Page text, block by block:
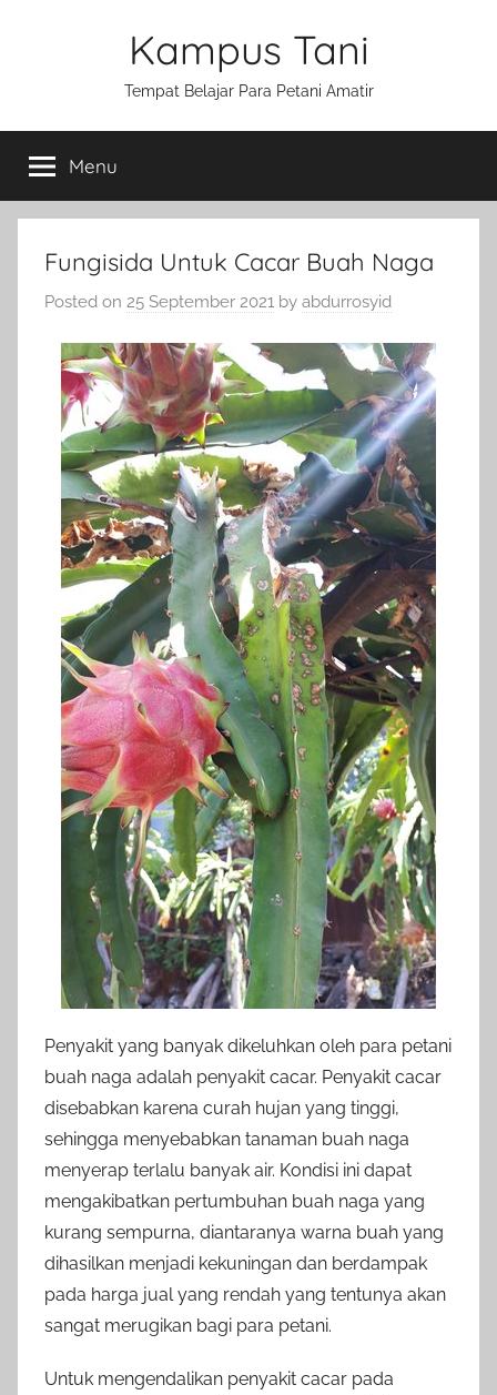
Kampus Tani
Tempat Belajar Para Petani Amatir
Menu
Fungisida Untuk Cacar Buah Naga
Posted on 25 September 2021 by abdurrosyid
Penyakit yang banyak dikeluhkan oleh para petani
buah naga adalah penyakit cacar. Penyakit cacar
disebabkan karena curah hujan yang tinggi,
sehingga menyebabkan tanaman buah naga
menyerap terlalu banyak air. Kondisi ini dapat
mengakibatkan pertumbuhan buah naga yang
kurang sempurna, diantaranya warna buah yang
dihasilkan menjadi kekuningan dan berdampak
pada harga jual yang rendah yang tentunya akan
sangat merugikan bagi para petani.
Untuk mengendalikan penyakit cacar pada